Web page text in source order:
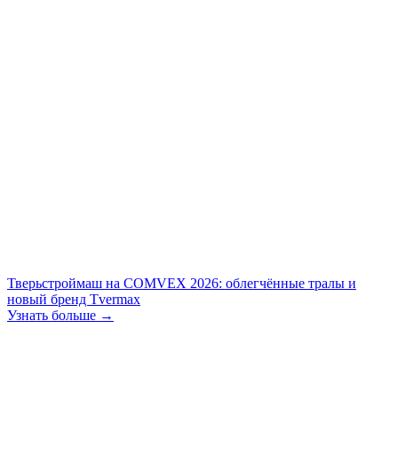
Тверьстроймаш на COMVEX 2026: облегчённые тралы и
новый бренд Tvermax
Узнать больше →